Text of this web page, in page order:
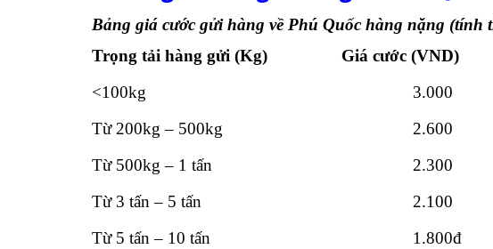
Bảng giá cước gửi hàng về Phú Quốc hàng nặng (tính
Trọng tải hàng gửi (Kg)
Giá cước (VND)
<100kg
3.000
Từ 200kg – 500kg
2.600
Từ 500kg – 1 tấn
2.300
Từ 3 tấn – 5 tấn
2.100
Từ 5 tấn – 10 tấn
1.800đ